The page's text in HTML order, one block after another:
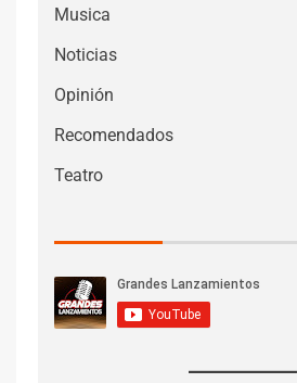
Musica
Noticias
Opinión
Recomendados
Teatro